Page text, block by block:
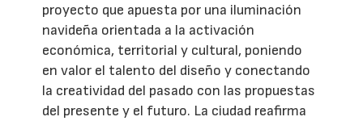
proyecto que apuesta por una iluminación
navideña orientada a la activación
económica, territorial y cultural, poniendo
en valor el talento del diseño y conectando
la creatividad del pasado con las propuestas
del presente y el futuro. La ciudad reafirma